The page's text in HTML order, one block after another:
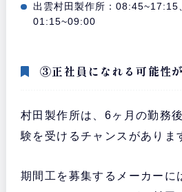
出雲村田製作所：08:45~17:15
01:15~09:00
③正社員になれる可能性
村田製作所は、6ヶ月の勤務
験を受けるチャンスがありま
期間工を募集するメーカーに